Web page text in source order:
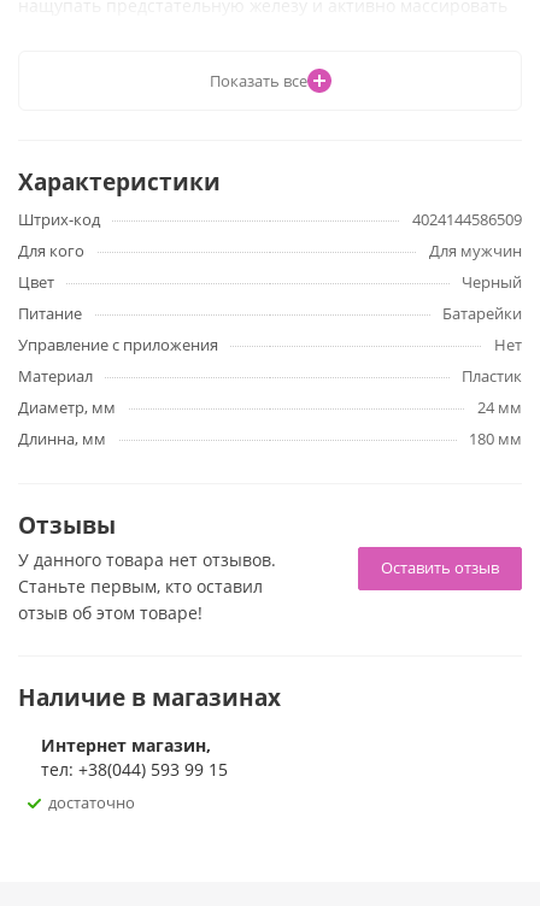
Мультискоростная вибрация Anal Lover обеспечивается за
было мягким.
Длина изделия - 18 см.
Показать все
Характеристики
Штрих-код
4024144586509
Для кого
Для мужчин
Цвет
Черный
Питание
Батарейки
Управление с приложения
Нет
Материал
Пластик
Диаметр, мм
24 мм
Длинна, мм
180 мм
Отзывы
Оставить отзыв
У данного товара нет отзывов.
Станьте первым, кто оставил
отзыв об этом товаре!
Наличие в магазинах
Интернет магазин,
тел: +38(044) 593 99 15
достаточно